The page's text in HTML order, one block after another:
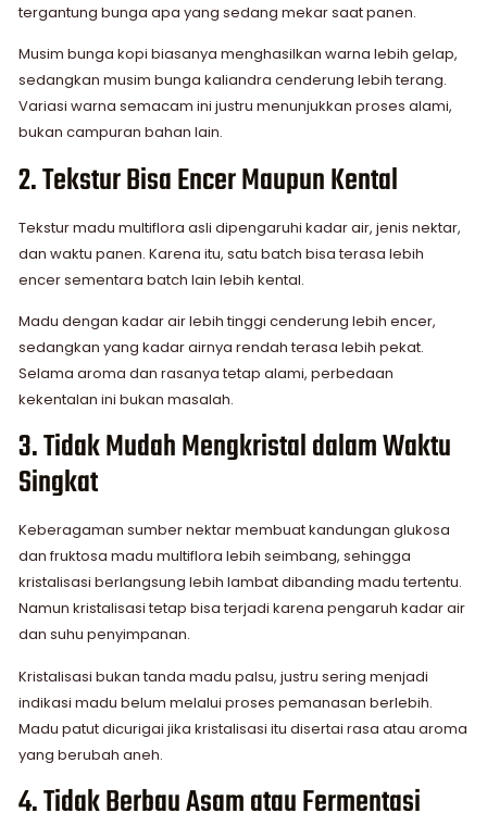
tergantung bunga apa yang sedang mekar saat panen.
Musim bunga kopi biasanya menghasilkan warna lebih gelap,
sedangkan musim bunga kaliandra cenderung lebih terang.
Variasi warna semacam ini justru menunjukkan proses alami,
bukan campuran bahan lain.
2. Tekstur Bisa Encer Maupun Kental
Tekstur madu multiflora asli dipengaruhi kadar air, jenis nektar,
dan waktu panen. Karena itu, satu batch bisa terasa lebih
encer sementara batch lain lebih kental.
Madu dengan kadar air lebih tinggi cenderung lebih encer,
sedangkan yang kadar airnya rendah terasa lebih pekat.
Selama aroma dan rasanya tetap alami, perbedaan
kekentalan ini bukan masalah.
3. Tidak Mudah Mengkristal dalam Waktu
Singkat
Keberagaman sumber nektar membuat kandungan glukosa
dan fruktosa madu multiflora lebih seimbang, sehingga
kristalisasi berlangsung lebih lambat dibanding madu tertentu.
Namun kristalisasi tetap bisa terjadi karena pengaruh kadar air
dan suhu penyimpanan.
Kristalisasi bukan tanda madu palsu, justru sering menjadi
indikasi madu belum melalui proses pemanasan berlebih.
Madu patut dicurigai jika kristalisasi itu disertai rasa atau aroma
yang berubah aneh.
4. Tidak Berbau Asam atau Fermentasi